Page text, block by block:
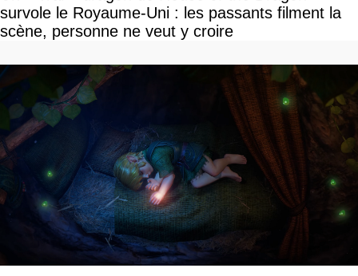
survole le Royaume-Uni : les passants filment la
scène, personne ne veut y croire